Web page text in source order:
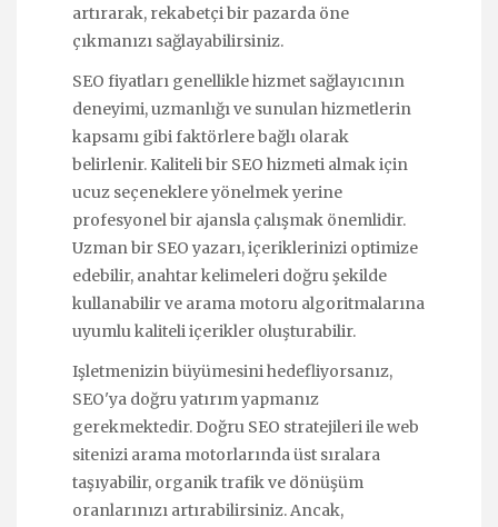
artırarak, rekabetçi bir pazarda öne
çıkmanızı sağlayabilirsiniz.
SEO fiyatları genellikle hizmet sağlayıcının
deneyimi, uzmanlığı ve sunulan hizmetlerin
kapsamı gibi faktörlere bağlı olarak
belirlenir. Kaliteli bir SEO hizmeti almak için
ucuz seçeneklere yönelmek yerine
profesyonel bir ajansla çalışmak önemlidir.
Uzman bir SEO yazarı, içeriklerinizi optimize
edebilir, anahtar kelimeleri doğru şekilde
kullanabilir ve arama motoru algoritmalarına
uyumlu kaliteli içerikler oluşturabilir.
Işletmenizin büyümesini hedefliyorsanız,
SEO'ya doğru yatırım yapmanız
gerekmektedir. Doğru SEO stratejileri ile web
sitenizi arama motorlarında üst sıralara
taşıyabilir, organik trafik ve dönüşüm
oranlarınızı artırabilirsiniz. Ancak,